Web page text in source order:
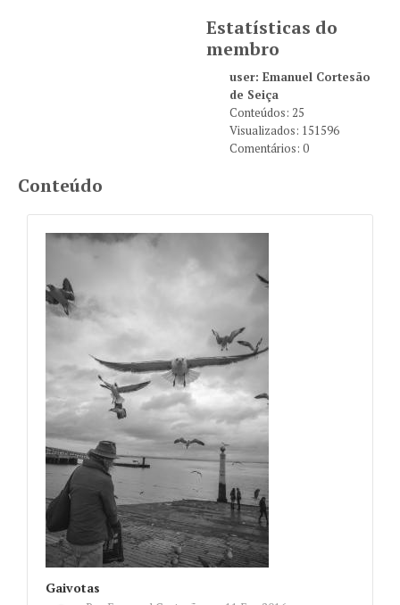
Estatísticas do
membro
user: Emanuel Cortesão
de Seiça
Conteúdos: 25
Visualizados: 151596
Comentários: 0
Conteúdo
Gaivotas